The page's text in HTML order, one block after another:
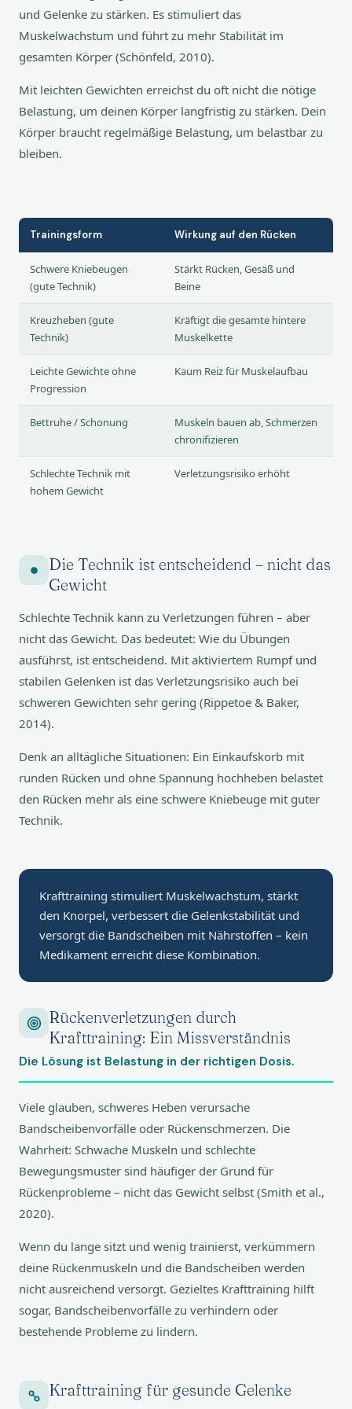
und Gelenke zu stärken. Es stimuliert das
Muskelwachstum und führt zu mehr Stabilität im
gesamten Körper (Schönfeld, 2010).
Mit leichten Gewichten erreichst du oft nicht die nötige
Belastung, um deinen Körper langfristig zu stärken. Dein
Körper braucht regelmäßige Belastung, um belastbar zu
bleiben.
Trainingsform Wirkung auf den Rücken
Schwere Kniebeugen
(gute Technik)
Stärkt Rücken, Gesäß und
Beine
Kreuzheben (gute
Technik)
Kräftigt die gesamte hintere
Muskelkette
Leichte Gewichte ohne
Progression
Kaum Reiz für Muskelaufbau
Bettruhe / Schonung
Muskeln bauen ab, Schmerzen
chronifizieren
Schlechte Technik mit
hohem Gewicht
Verletzungsrisiko erhöht
Die Technik ist entscheidend – nicht das
Gewicht
Schlechte Technik kann zu Verletzungen führen – aber
nicht das Gewicht. Das bedeutet: Wie du Übungen
ausführst, ist entscheidend. Mit aktiviertem Rumpf und
stabilen Gelenken ist das Verletzungsrisiko auch bei
schweren Gewichten sehr gering (Rippetoe & Baker,
2014).
Denk an alltägliche Situationen: Ein Einkaufskorb mit
runden Rücken und ohne Spannung hochheben belastet
den Rücken mehr als eine schwere Kniebeuge mit guter
Technik.
Krafttraining stimuliert Muskelwachstum, stärkt
den Knorpel, verbessert die Gelenkstabilität und
versorgt die Bandscheiben mit Nährstoffen – kein
Medikament erreicht diese Kombination.
Rückenverletzungen durch
Krafttraining: Ein Missverständnis
Die Lösung ist Belastung in der richtigen Dosis.
Viele glauben, schweres Heben verursache
Bandscheibenvorfälle oder Rückenschmerzen. Die
Wahrheit: Schwache Muskeln und schlechte
Bewegungsmuster sind häufiger der Grund für
Rückenprobleme – nicht das Gewicht selbst (Smith et al.,
2020).
Wenn du lange sitzt und wenig trainierst, verkümmern
deine Rückenmuskeln und die Bandscheiben werden
nicht ausreichend versorgt. Gezieltes Krafttraining hilft
sogar, Bandscheibenvorfälle zu verhindern oder
bestehende Probleme zu lindern.
Krafttraining für gesunde Gelenke